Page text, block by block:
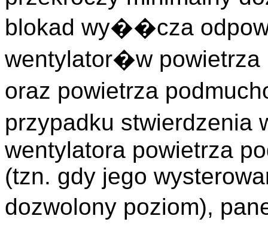
blokad wy��cza
wentylator�w powietrza
oraz powietrza
przypadku
wentylatora powietrza
(tzn. gdy jego
dozwolony poziom),